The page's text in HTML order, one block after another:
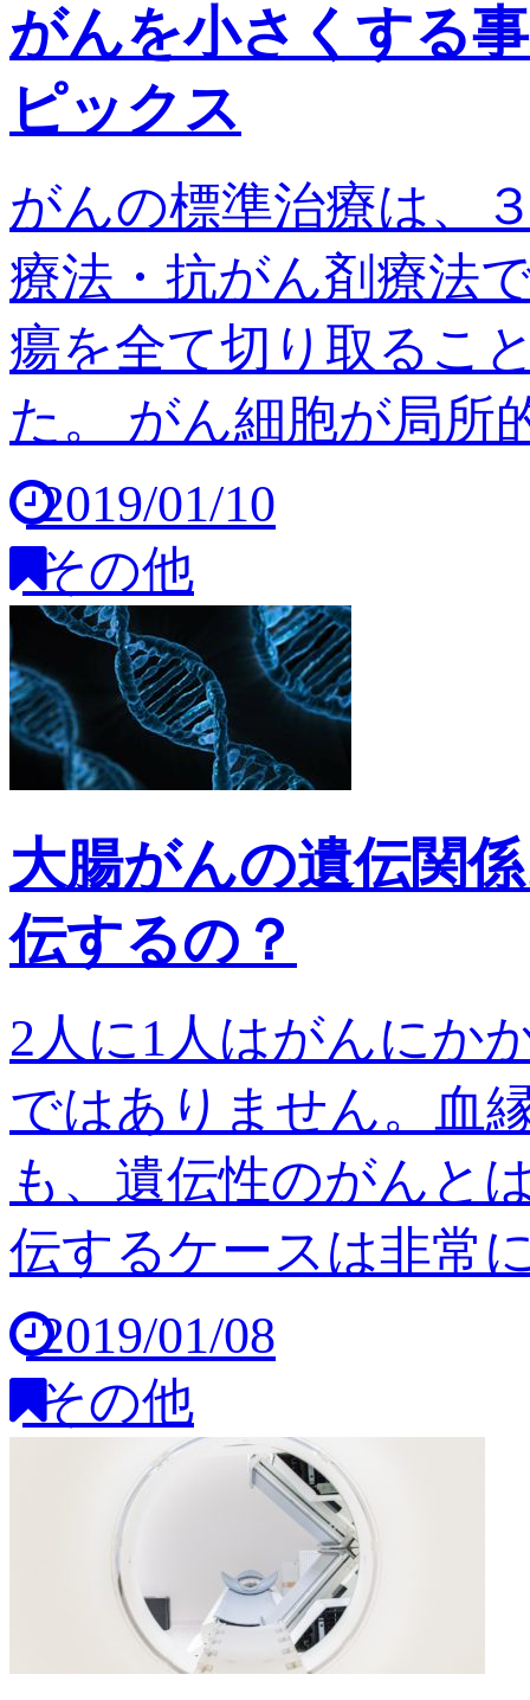
がんを小さくする
ピックス
がんの標準治療は、
療法・抗がん剤療法
瘍を全て切り取るこ
た。 がん細胞が局所
2019/01/10
その他
大腸がんの遺伝関
伝するの？
2人に1人はがんにか
ではありません。血
も、遺伝性のがんと
伝するケースは非常
2019/01/08
その他